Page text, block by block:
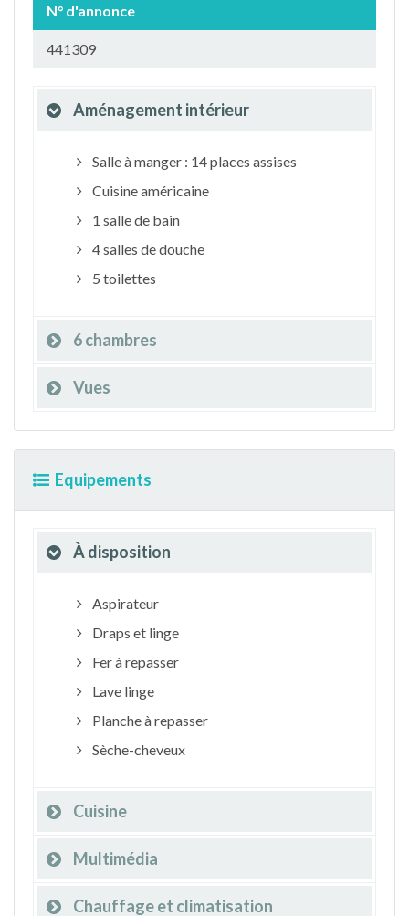
N° d'annonce
441309
Aménagement intérieur
Salle à manger : 14 places assises
Cuisine américaine
1 salle de bain
4 salles de douche
5 toilettes
6 chambres
Vues
Equipements
À disposition
Aspirateur
Draps et linge
Fer à repasser
Lave linge
Planche à repasser
Sèche-cheveux
Cuisine
Multimédia
Chauffage et climatisation